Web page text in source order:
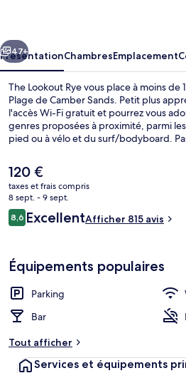
Suivant
47+
PrésentationChambresEmplacement
The Lookout Rye vous place à moins
Plage de Camber Sands. Petit plus
l'accès Wi-Fi gratuit et pourrez vous
genres proposées à proximité, parmi
pied ou à vélo et du surf/bodyboard.
attentionné et le petit déjeuner
des autres voyageurs.
Le
prix
actuel
est
de
120 €
taxes et frais compris
8 sept. - 9 sept.
Avis
voyageurs
8,68,6 sur 10
ExcellentAfficher 815 avis
Équipements populaires
Parking
Bar
Tout afficher
Services et équipements